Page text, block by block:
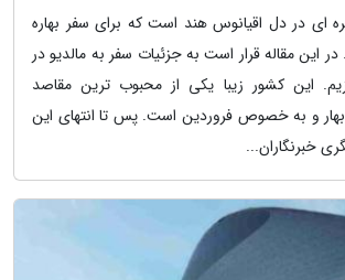
ای در دل اقیانوس هند است که برای سفر بهاره
این مقاله قرار است به جزئیات سفر به مالدیو در
این کشور زیبا یکی از محبوب ترین مقاصد
و به خصوص فروردین است. پس تا انتهای این
خبرنگاران...